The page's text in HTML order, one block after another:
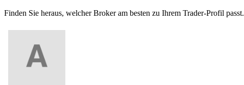
Finden Sie heraus, welcher Broker am besten zu Ihrem Trader-Profil passt.